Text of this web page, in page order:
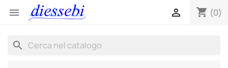
 shopping_cart (0)

search